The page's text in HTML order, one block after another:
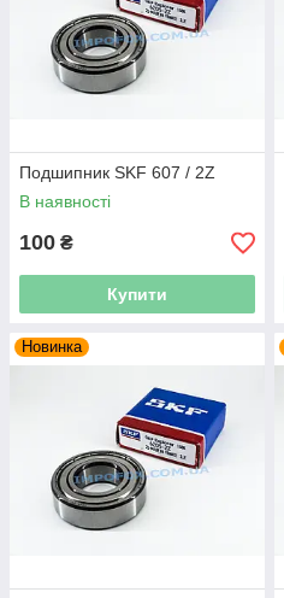
Подшипник SKF 607 / 2Z
В наявності
100 ₴
Купити
Новинка